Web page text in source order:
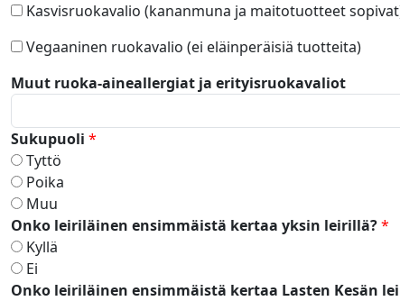
Kasvisruokavalio (kananmuna ja maitotuotteet
Vegaaninen ruokavalio (ei eläinperäisiä tuotteita)
Muut ruoka-aineallergiat ja erityisruokavaliot
Sukupuoli *
Tyttö
Poika
Muu
Onko leiriläinen ensimmäistä kertaa yksin leirillä?*
Kyllä
Ei
Onko leiriläinen ensimmäistä kertaa Lasten Kesän